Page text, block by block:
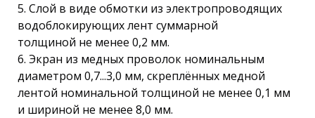
5. Слой в виде обмотки из электропроводящих
водоблокирующих лент суммарной
толщиной не менее 0,2 мм.
6. Экран из медных проволок номинальным
диаметром 0,7...3,0 мм, скреплённых медной
лентой номинальной толщиной не менее 0,1 мм
и шириной не менее 8,0 мм.